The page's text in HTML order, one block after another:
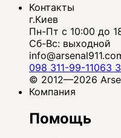
Контакты
г.Киев
Пн-Пт с 10:00 до
Сб-Вс: выходной
098 311-99-11063
© 2012—2026
Компания
Помощь